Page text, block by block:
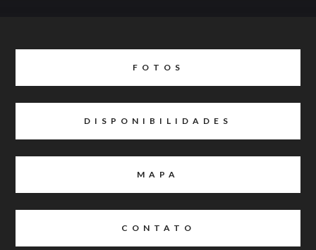
FOTOS
DISPONIBILIDADES
MAPA
CONTATO